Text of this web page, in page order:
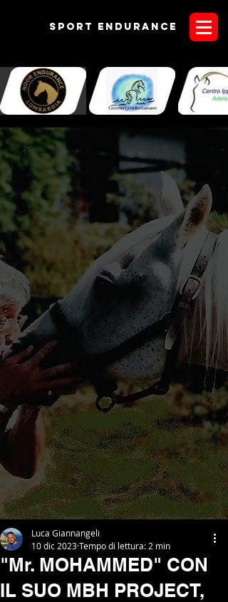
Sport endurANCE
"Mr. MOHAMMED" CON
IL SUO MBH PROJECT,
Luca Giannangeli
10 dic 2023Tempo di lettura: 2 min